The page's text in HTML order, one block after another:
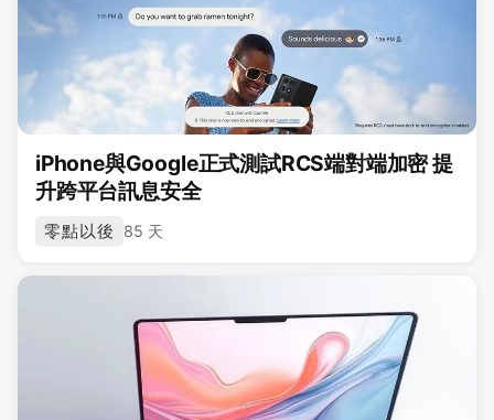
iPhone與Google正式測試RCS端對端加密 提
升跨平台訊息安全
零點以後 85 天